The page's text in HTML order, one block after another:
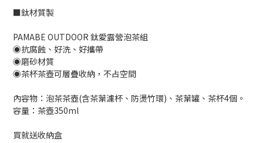
■鈦材質製
PAMABE OUTDOOR 鈦愛露營泡茶組
◉抗腐蝕、好洗、好攜帶
◉磨砂材質
◉茶杯茶壺可層疊收納，不占空間
內容物：泡茶茶壺(含茶葉濾杯、防燙竹環)、茶葉罐、茶杯4個。
容量：茶壺350ml
買就送收納盒